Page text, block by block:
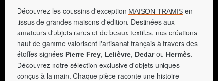
Découvrez les coussins d'exception MAISON TRAMIS en
tissus de grandes maisons d'édition. Destinées aux
amateurs d'objets rares et de beaux textiles, nos créations
haut de gamme valorisent l'artisanat français à travers des
étoffes signées Pierre Frey, Lelièvre, Dedarou Hermès.
Découvrez notre sélection exclusive d'objets uniques
conçus à la main. Chaque pièce raconte une histoire